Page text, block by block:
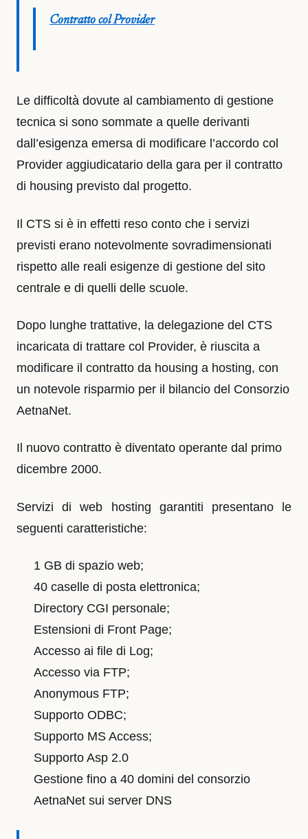
Contratto col Provider
Le difficoltà dovute al cambiamento di gestione
tecnica si sono sommate a quelle derivanti
dall’esigenza emersa di modificare l’accordo col
Provider aggiudicatario della gara per il contratto
di housing previsto dal progetto.
Il CTS si è in effetti reso conto che i servizi
previsti erano notevolmente sovradimensionati
rispetto alle reali esigenze di gestione del sito
centrale e di quelli delle scuole.
Dopo lunghe trattative, la delegazione del CTS
incaricata di trattare col Provider, è riuscita a
modificare il contratto da housing a hosting, con
un notevole risparmio per il bilancio del Consorzio
AetnaNet.
Il nuovo contratto è diventato operante dal primo
dicembre 2000.
Servizi di web hosting garantiti presentano le
seguenti caratteristiche:
1 GB di spazio web;
40 caselle di posta elettronica;
Directory CGI personale;
Estensioni di Front Page;
Accesso ai file di Log;
Accesso via FTP;
Anonymous FTP;
Supporto ODBC;
Supporto MS Access;
Supporto Asp 2.0
Gestione fino a 40 domini del consorzio
AetnaNet sui server DNS